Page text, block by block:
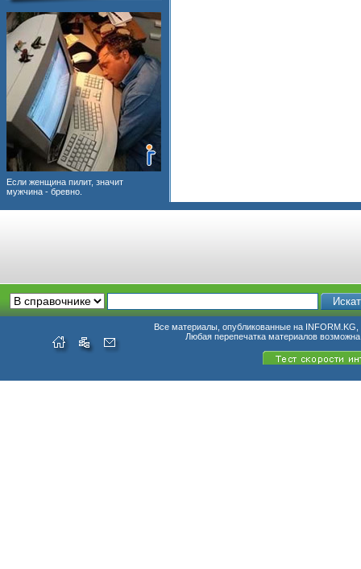
Если женщина пилит, значит
мужчина - бревно.
Все материалы, опубликованные на INFORM.KG,
Любая перепечатка материалов